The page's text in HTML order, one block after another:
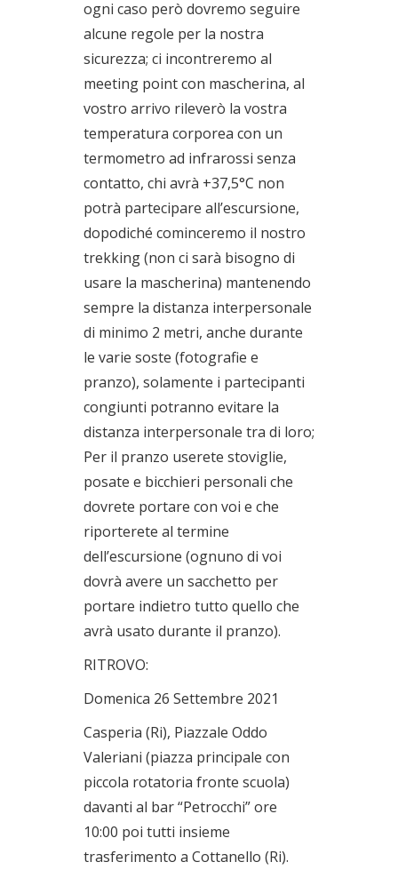
ogni caso però dovremo seguire
alcune regole per la nostra
sicurezza; ci incontreremo al
meeting point con mascherina, al
vostro arrivo rileverò la vostra
temperatura corporea con un
termometro ad infrarossi senza
contatto, chi avrà +37,5°C non
potrà partecipare all’escursione,
dopodiché cominceremo il nostro
trekking (non ci sarà bisogno di
usare la mascherina) mantenendo
sempre la distanza interpersonale
di minimo 2 metri, anche durante
le varie soste (fotografie e
pranzo), solamente i partecipanti
congiunti potranno evitare la
distanza interpersonale tra di loro;
Per il pranzo userete stoviglie,
posate e bicchieri personali che
dovrete portare con voi e che
riporterete al termine
dell’escursione (ognuno di voi
dovrà avere un sacchetto per
portare indietro tutto quello che
avrà usato durante il pranzo).
RITROVO:
Domenica 26 Settembre 2021
Casperia (Ri), Piazzale Oddo
Valeriani (piazza principale con
piccola rotatoria fronte scuola)
davanti al bar “Petrocchi” ore
10:00 poi tutti insieme
trasferimento a Cottanello (Ri).